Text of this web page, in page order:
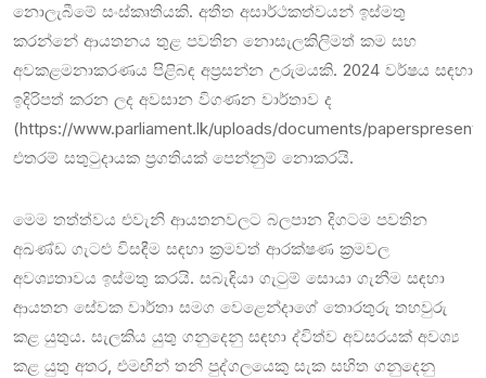
නොලැබීමේ සංස්කෘතියකි. අතීත අසාර්ථකත්වයන් ඉස්මතු
කරන්නේ ආයතනය තුළ පවතින නොසැලකිලිමත් කම සහ
අවකළමනාකරණය පිළිබඳ අප්‍රසන්න උරුමයකි. 2024 වර්ෂය සඳහා
ඉදිරිපත් කරන ලද අවසාන විගණන වාර්තාව ද
(https://www.parliament.lk/uploads/documents/
එතරම් සතුටුදායක ප්‍රගතියක් පෙන්නුම් නොකරයි.
මෙම තත්ත්වය එවැනි ආයතනවලට බලපාන දිගටම පවතින
අඛණ්ඩ ගැට‍ළු විසඳීම සඳහා ක්‍රමවත් ආරක්ෂණ ක්‍රමවල
අවශ්‍යතාවය ඉස්මතු කරයි. සබැඳියා ගැටුම් සොයා ගැනීම සඳහා
ආයතන සේවක වාර්තා සමග වෙළෙන්දාගේ තොරතුරු තහවුරු
කළ යුතුය. සැලකිය යුතු ගනුදෙනු සඳහා ද්විත්ව අවසරයක් අවශ්‍ය
කළ යුතු අතර, එමඟින් තනි පුද්ගලයෙකු සැක සහිත ගනුදෙනු